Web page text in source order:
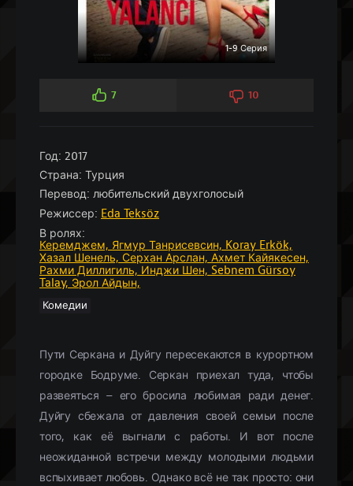
1-9 Серия
7 10
Год: 2017
Страна: Турция
Перевод: любительский двухголосый
Режиссер: Eda Teksöz
В ролях:
Керемджем, Ягмур Танрисевсин, Koray Erkök,
Хазал Шенель, Серхан Арслан, Ахмет Кайякесен,
Рахми Диллигиль, Инджи Шен, Sebnem Gürsoy
Talay, Эрол Айдын,
Комедии
Пути Серкана и Дуйгу пересекаются в курортном
городке Бодруме. Серкан приехал туда, чтобы
развеяться – его бросила любимая ради денег.
Дуйгу сбежала от давления своей семьи после
того, как её выгнали с работы. И вот после
неожиданной встречи между молодыми людьми
вспыхивает любовь. Однако всё не так просто: они